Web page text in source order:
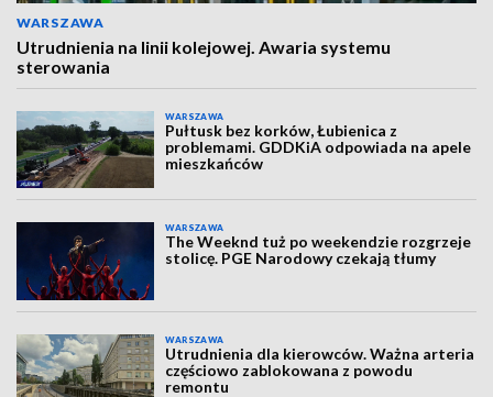
WARSZAWA
Utrudnienia na linii kolejowej. Awaria systemu
sterowania
WARSZAWA
Pułtusk bez korków, Łubienica z
problemami. GDDKiA odpowiada na apele
mieszkańców
WARSZAWA
The Weeknd tuż po weekendzie rozgrzeje
stolicę. PGE Narodowy czekają tłumy
WARSZAWA
Utrudnienia dla kierowców. Ważna arteria
częściowo zablokowana z powodu
remontu